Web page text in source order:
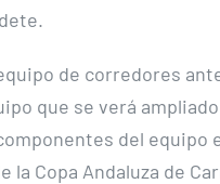
de corredores
que se verá
del equipo
la Copa Andaluza de